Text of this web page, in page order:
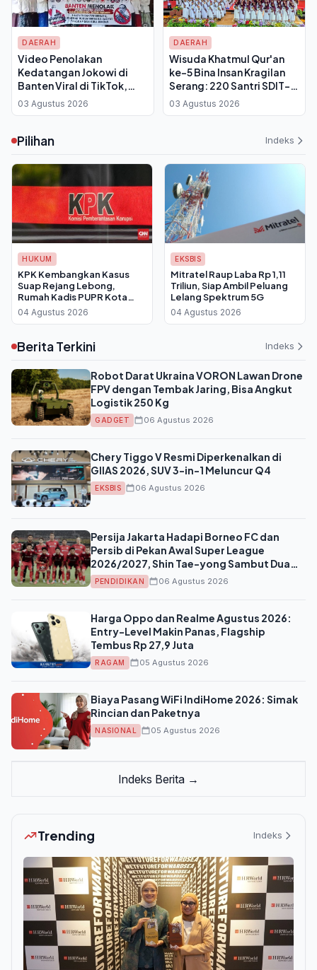
DAERAH
Video Penolakan
Kedatangan Jokowi di
Banten Viral di TikTok,
Perwakilan Warga Lebak
Serukan Takbir
03 Agustus 2026
DAERAH
Wisuda Khatmul Qur'an
ke-5 Bina Insan Kragilan
Serang: 220 Santri SDIT-
SMPIT Dilantik, Capaian
Naik 46 Persen
03 Agustus 2026
Pilihan Indeks
HUKUM
KPK Kembangkan Kasus
Suap Rejang Lebong,
Rumah Kadis PUPR Kota
Bengkulu Digeledah dan
Disita Rp 4 Miliar
04 Agustus 2026
EKSBIS
Mitratel Raup Laba Rp 1,11
Triliun, Siap Ambil Peluang
Lelang Spektrum 5G
04 Agustus 2026
Berita Terkini Indeks
Robot Darat Ukraina VORON Lawan Drone
FPV dengan Tembak Jaring, Bisa Angkut
Logistik 250 Kg
GADGET 06 Agustus 2026
Chery Tiggo V Resmi Diperkenalkan di
GIIAS 2026, SUV 3-in-1 Meluncur Q4
EKSBIS 06 Agustus 2026
Persija Jakarta Hadapi Borneo FC dan
Persib di Pekan Awal Super League
2026/2027, Shin Tae-yong Sambut Dua
Ujian Berat Sekaligus
PENDIDIKAN 06 Agustus 2026
Harga Oppo dan Realme Agustus 2026:
Entry-Level Makin Panas, Flagship
Tembus Rp 27,9 Juta
RAGAM 05 Agustus 2026
Biaya Pasang WiFi IndiHome 2026: Simak
Rincian dan Paketnya
NASIONAL 05 Agustus 2026
Indeks Berita →
Trending Indeks